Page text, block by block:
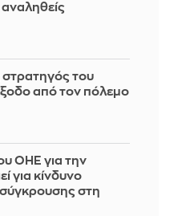
του
από τον πόλεμο
ΟΗΕ για την
για κίνδυνο
στη